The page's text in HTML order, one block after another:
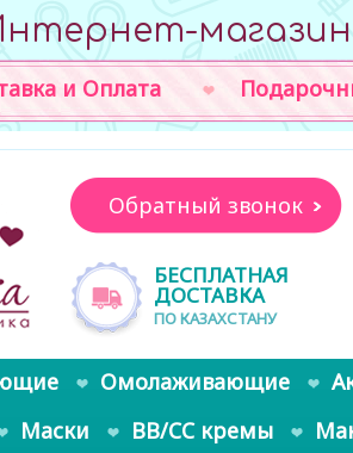
магазин
и Оплата
Обратный звонок
БЕСПЛАТНАЯ
ДОСТАВКА
ПО КАЗАХСТАНУ
Омолаживающие
Маски BB/CC кремы